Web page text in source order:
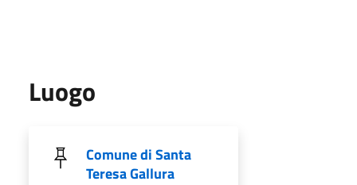
Luogo
Comune di Santa
Teresa Gallura